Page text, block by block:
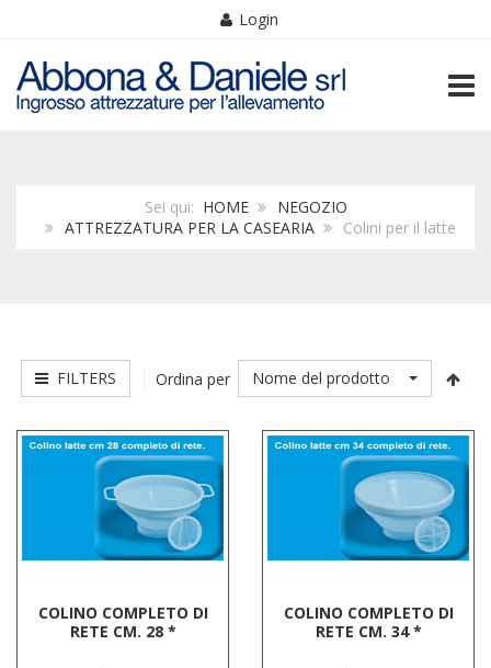
Login
Sei qui: HOME
NEGOZIO
ATTREZZATURA PER LA CASEARIA
Colini per il latte
FILTERS Ordina per Nome del prodotto
COLINO COMPLETO DI
RETE CM. 28 *
COLINO COMPLETO DI
RETE CM. 34 *